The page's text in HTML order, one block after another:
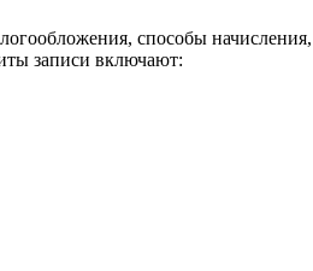
способы
записи включают: